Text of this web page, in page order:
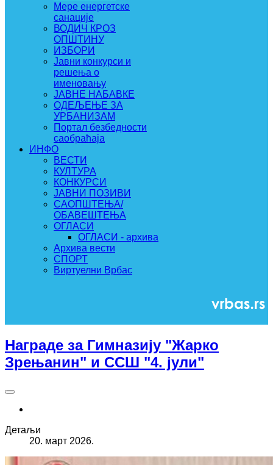
Мере енергетске
санације
ВОДИЧ КРОЗ
ОПШТИНУ
ИЗБОРИ
Јавни конкурси и
решења о
именовању
ЈАВНЕ НАБАВКЕ
ОДЕЉЕЊЕ ЗА
УРБАНИЗАМ
Портал безбедности
саобраћаја
ИНФО
ВЕСТИ
КУЛТУРА
КОНКУРСИ
ЈАВНИ ПОЗИВИ
САОПШТЕЊА/
ОБАВЕШТЕЊА
ОГЛАСИ
ОГЛАСИ - архива
Архива вести
СПОРТ
Виртуелни Врбас
Награде за Гимназију "Жарко
Зрењанин" и ССШ "4. јули"
Детаљи
20. март 2026.